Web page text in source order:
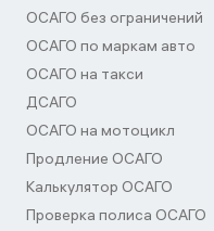
ОСАГО без ограничений
ОСАГО по маркам авто
ОСАГО на такси
ДСАГО
ОСАГО на мотоцикл
Продление ОСАГО
Калькулятор ОСАГО
Проверка полиса ОСАГО